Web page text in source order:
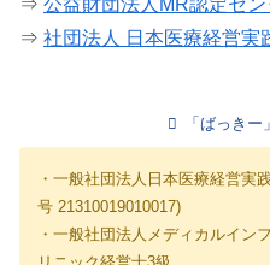
⇒ 公益財団法人MR認定セン
⇒ 社団法人 日本医療経営実
「ばっき
・一般社団法人日本医療経営実
号 21310019010017)
・一般社団法人メディカルイン